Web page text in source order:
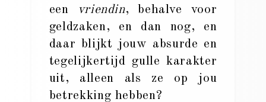
een
vriendin, behalve voor
geldzaken, en dan nog, en
daar blijkt jouw absurde en
tegelijkertijd gulle karakter
uit, alleen als ze op jou
betrekking hebben?